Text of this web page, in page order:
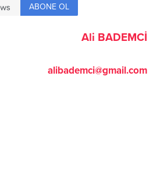
ABONE OL
Ali BADEMCİ
alibademci@gmail.com